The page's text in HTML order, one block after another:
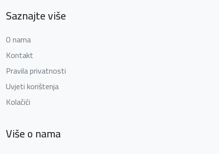
Saznajte više
O nama
Kontakt
Pravila privatnosti
Uvjeti korištenja
Kolačići
Više o nama